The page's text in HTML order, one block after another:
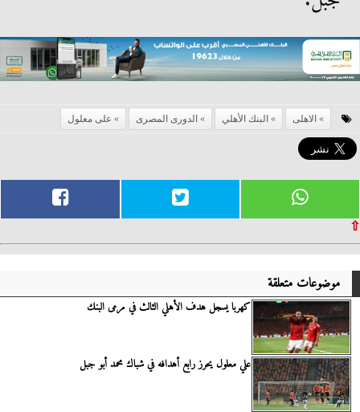
الاهلى البنك الأهلي الدورى المصرى على معلول
⇧
موضوعات متعلقة
كهربا يسجل هدف الأهلي الثالث في مرمى البنك
علي معلول يحرز رابع أهدافه في شباك محمد أبو جبل